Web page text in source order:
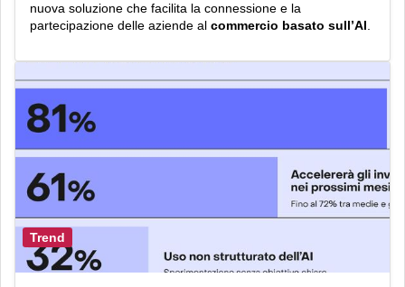
nuova soluzione che facilita la connessione e la
partecipazione delle aziende al commercio basato sull’AI.
Trend